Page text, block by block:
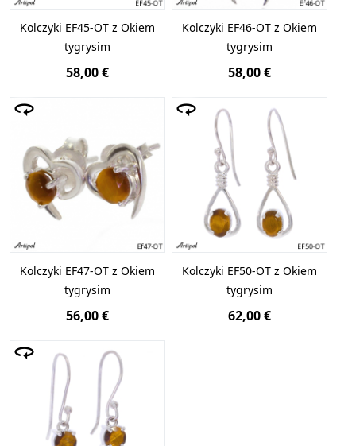
Kolczyki EF45-OT z Okiem
tygrysim
58,00 €
Kolczyki EF46-OT z Okiem
tygrysim
58,00 €
Kolczyki EF47-OT z Okiem
tygrysim
56,00 €
Kolczyki EF50-OT z Okiem
tygrysim
62,00 €